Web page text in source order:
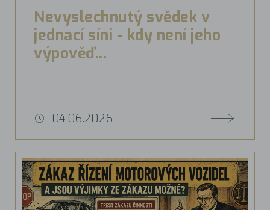
Nevyslechnutý svědek v
jednací síni - kdy není jeho
výpověď...
04.06.2026